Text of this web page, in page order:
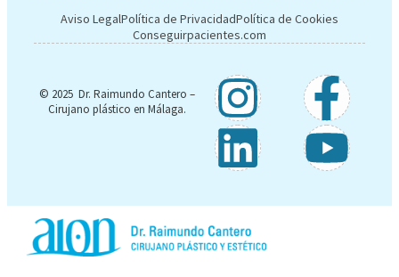
Aviso LegalPolítica de PrivacidadPolítica de Cookies
Conseguirpacientes.com
© 2025 Dr. Raimundo Cantero –
Cirujano plástico en Málaga.